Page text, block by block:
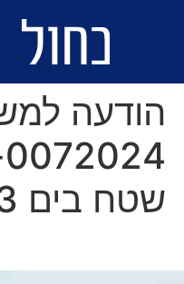
הודעה
שטח בים 1823 (לב)